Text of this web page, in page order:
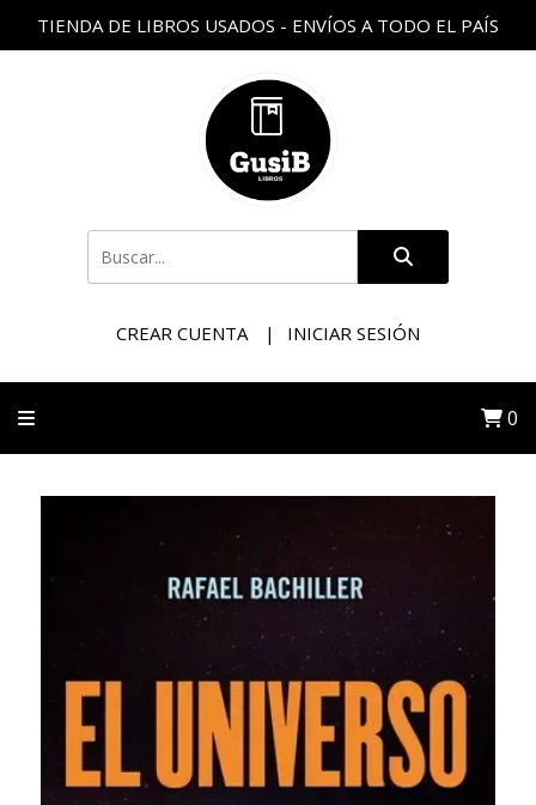
TIENDA DE LIBROS USADOS - ENVÍOS A TODO EL PAÍS
CREAR CUENTA INICIAR SESIÓN
0